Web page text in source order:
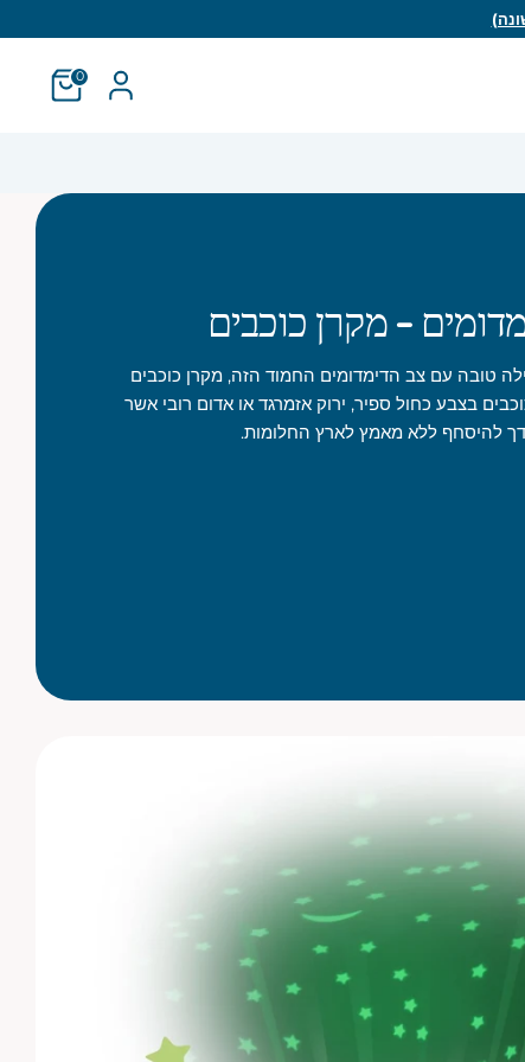
0
- מקרן כוכבים
טובה עם צב הדימדומים החמוד הזה, מקרן כוכבים
בצבע כחול ספיר, ירוק אזמרגד או אדום רובי אשר
להיסחף ללא מאמץ לארץ החלומות.